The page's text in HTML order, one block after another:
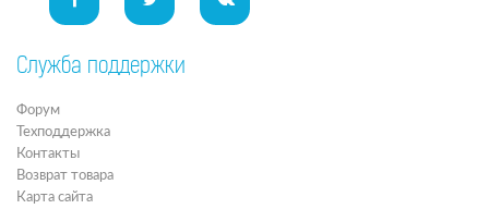
Служба поддержки
Форум
Техподдержка
Контакты
Возврат товара
Карта сайта